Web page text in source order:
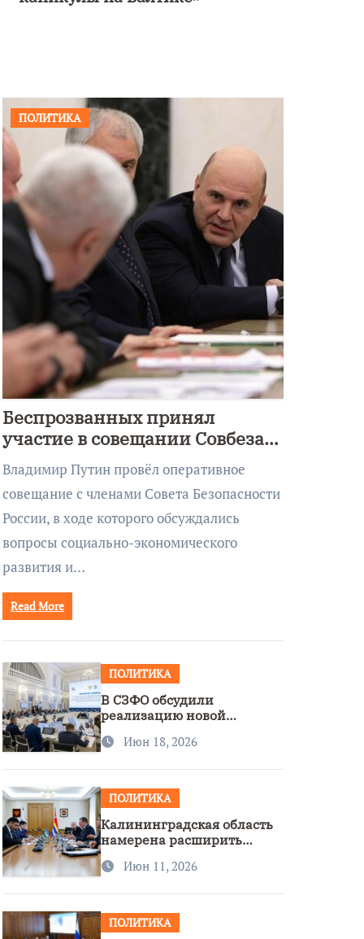
ПОЛИТИКА
Беспрозванных принял
участие в совещании Совбеза
под руководством Путина
Владимир Путин провёл оперативное
совещание с членами Совета Безопасности
России, в ходе которого обсуждались
вопросы социально-экономического
развития и…
Read More
ПОЛИТИКА
В СЗФО обсудили
реализацию новой
Июн 18, 2026
ПОЛИТИКА
Калининградская область
намерена расширить
Узбекистаном
Июн 11, 2026
ПОЛИТИКА